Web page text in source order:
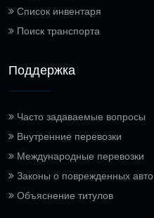
Список инвентаря
Поиск транспорта
Поддержка
Часто задаваемые вопросы
Внутренние перевозки
Международные перевозки
Законы о поврежденных авто
Объяснение титулов